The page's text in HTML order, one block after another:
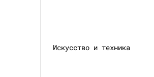
Искусство и техника